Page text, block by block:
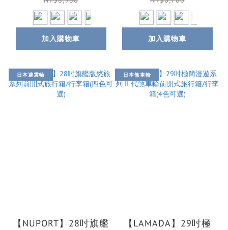
加入購物車 加入購物車
日本避震輪
【NUPORT】28吋旗艦
日本煞車輪
【LAMADA】29吋極